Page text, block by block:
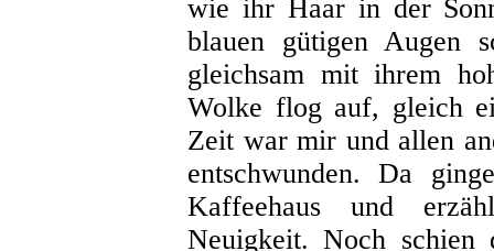
wie ihr Haar in der
blauen gütigen Augen
gleichsam mit ihrem
Wolke flog auf, gleich
Zeit war mir und allen
entschwunden. Da
Kaffeehaus und
Neuigkeit. Noch schien